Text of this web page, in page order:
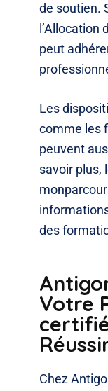
de soutien.
l’Allocation
peut
Les
comme les
peuvent
savoir plus,
des
Votre
Chez